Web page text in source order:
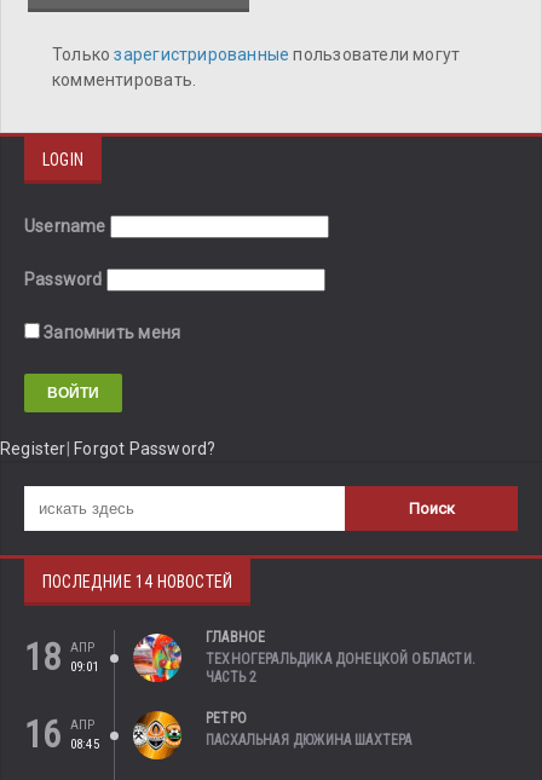
Толькозарегистрированныепользователи могут
комментировать.
LOGIN
Username
Password
Запомнить меня
Register Forgot Password?
ПОСЛЕДНИЕ 14 НОВОСТЕЙ
18
АПР
09:01
ГЛАВНОЕ
ТЕХНОГЕРАЛЬДИКА ДОНЕЦКОЙ ОБЛАСТИ.
ЧАСТЬ 2
16
АПР
08:45
РЕТРО
ПАСХАЛЬНАЯ ДЮЖИНА ШАХТЕРА